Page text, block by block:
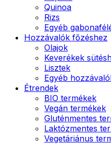
Quinoa
Rizs
Egyéb
Hozzávalók főzéshez
Olajok
Keverékek
Lisztek
Egyéb
Étrendek
BIO termékek
Vegán termékek
Gluténmentes
Laktózmentes
Vegetáriánus